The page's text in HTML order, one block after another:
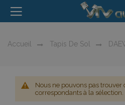
Accueil Tapis De Sol
Nous ne pouvons pas trouver
correspondants à la sélection.